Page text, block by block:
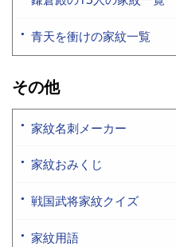
青天を衝けの家紋一覧
その他
家紋名刺メーカー
家紋おみくじ
戦国武将家紋クイズ
家紋用語